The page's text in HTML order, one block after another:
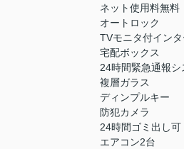
ネット使用料無料
オートロック
TVモニタ付イン
宅配ボックス
24時間緊急通報シ
複層ガラス
ディンプルキー
防犯カメラ
24時間ゴミ出し可
エアコン2台